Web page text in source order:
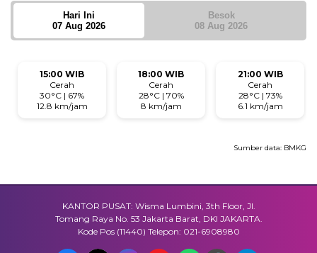
Hari Ini
07 Aug 2026
Besok
08 Aug 2026
15:00 WIB
Cerah
30°C | 67%
12.8 km/jam
18:00 WIB
Cerah
28°C | 70%
8 km/jam
21:00 WIB
Cerah
28°C | 73%
6.1 km/jam
Sumber data: BMKG
KANTOR PUSAT: Wisma Lumbini, 3th Floor, Jl.
Tomang Raya No. 53 Jakarta Barat, DKI JAKARTA.
Kode Pos (11440) Telepon: 021-6908980